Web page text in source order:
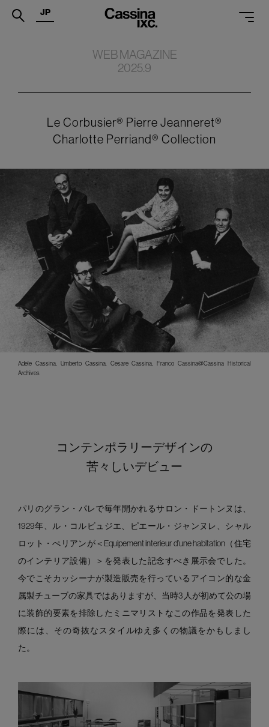
.
SERVICES
PROJECTS
MAGAZINE
SUPPORT
CATALOGUES
PROFESSIONAL
ONLINE STORE お問合せ
JP
WEB MAGAZINE
2025.9
Le Corbusier® Pierre Jeanneret®
Charlotte Perriand® Collection
Adele Cassina, Umberto Cassina, Cesare Cassina, Franco Cassina@Cassina Historical
Archives
コンテンポラリーデザインの
苦々しいデビュー
パリのグラン・パレで毎年開かれるサロン・ドートンヌは、
1929年、ル・コルビュジエ、ピエール・ジャンヌレ、シャル
ロット・ぺリアンが＜Equipement interieur d’une habitation（住宅
のインテリア設備）＞を発表した記念すべき展示会でした。
今でこそカッシーナが製造販売を行っているアイコン的な金
属製チューブの家具ではありますが、当時3 人が初めて公の場
に装飾的要素を排除したミニマリストなこの作品を発表した
際には、その奇抜なスタイルゆえ多くの物議をかもしまし
た。